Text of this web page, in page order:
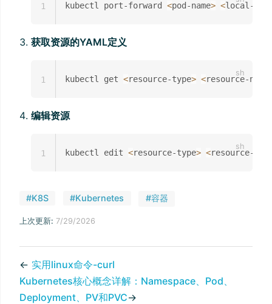
kubectl port-forward <pod-name> <local-
1
获取资源的YAML定义
kubectl get <resource-type> <resource-name
1
编辑资源
kubectl edit <resource-type> <resource-
1
#K8S #Kubernetes #容器
上次更新: 7/29/2026
← 实用linux命令-curl
Kubernetes核心概念详解：Namespace、Pod、
Deployment、PV和PVC→